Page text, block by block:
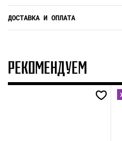
ДОСТАВКА И ОПЛАТА
РЕКОМЕНДУЕМ